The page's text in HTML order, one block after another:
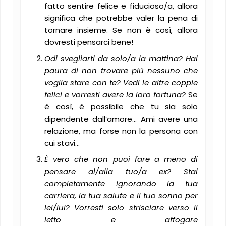
fatto sentire felice e fiducioso/a, allora
significa che potrebbe valer la pena di
tornare insieme. Se non è così, allora
dovresti pensarci bene!
Odi svegliarti da solo/a la mattina? Hai
paura di non trovare più nessuno che
voglia stare con te? Vedi le altre coppie
felici e vorresti avere la loro fortuna? Se
è così, è possibile che tu sia solo
dipendente dall’amore… Ami avere una
relazione, ma forse non la persona con
cui stavi…
È vero che non puoi fare a meno di
pensare al/alla tuo/a ex? Stai
completamente ignorando la tua
carriera, la tua salute e il tuo sonno per
lei/lui? Vorresti solo strisciare verso il
letto e affogare